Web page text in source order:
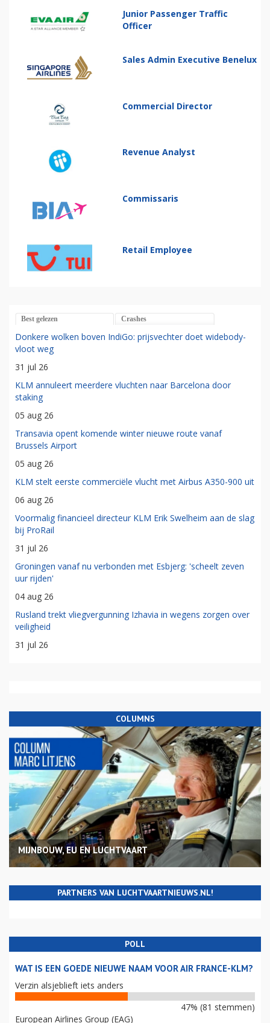
Junior Passenger Traffic
Officer
Sales Admin Executive Benelux
Commercial Director
Revenue Analyst
Commissaris
Retail Employee
Best gelezen Crashes
Donkere wolken boven IndiGo: prijsvechter doet widebody-
vloot weg
31 jul 26
KLM annuleert meerdere vluchten naar Barcelona door
staking
05 aug 26
Transavia opent komende winter nieuwe route vanaf
Brussels Airport
05 aug 26
KLM stelt eerste commerciële vlucht met Airbus A350-900 uit
06 aug 26
Voormalig financieel directeur KLM Erik Swelheim aan de slag
bij ProRail
31 jul 26
Groningen vanaf nu verbonden met Esbjerg: 'scheelt zeven
uur rijden'
04 aug 26
Rusland trekt vliegvergunning Izhavia in wegens zorgen over
veiligheid
31 jul 26
COLUMNS
MIJNBOUW, EU EN LUCHTVAART
PARTNERS VAN LUCHTVAARTNIEUWS.NL!
POLL
WAT IS EEN GOEDE NIEUWE NAAM VOOR AIR FRANCE-KLM?
Verzin alsjeblieft iets anders
47% (81 stemmen)
European Airlines Group (EAG)